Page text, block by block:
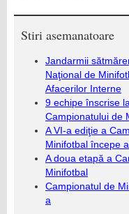
Stiri asemanatoare
Jandarmii
Naţional de
Afacerilor Interne
9 echipe înscrise
Campionatului de
A VI-a ediţie a
Minifotbal începe
A doua etapă a
Minifotbal
Campionatul de
a